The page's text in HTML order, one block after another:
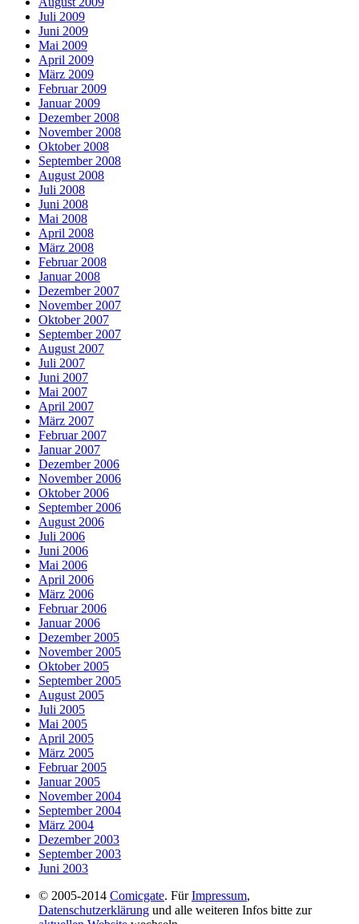
Juli 2009
Juni 2009
Mai 2009
April 2009
März 2009
Februar 2009
Januar 2009
Dezember 2008
November 2008
Oktober 2008
September 2008
August 2008
Juli 2008
Juni 2008
Mai 2008
April 2008
März 2008
Februar 2008
Januar 2008
Dezember 2007
November 2007
Oktober 2007
September 2007
August 2007
Juli 2007
Juni 2007
Mai 2007
April 2007
März 2007
Februar 2007
Januar 2007
Dezember 2006
November 2006
Oktober 2006
September 2006
August 2006
Juli 2006
Juni 2006
Mai 2006
April 2006
März 2006
Februar 2006
Januar 2006
Dezember 2005
November 2005
Oktober 2005
September 2005
August 2005
Juli 2005
Mai 2005
April 2005
März 2005
Februar 2005
Januar 2005
November 2004
September 2004
März 2004
Dezember 2003
September 2003
Juni 2003
© 2005-2014 Comicgate. FürImpressum,
Datenschutzerklärung und alle weiteren Infos bitte zur